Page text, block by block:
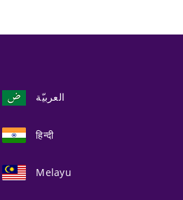
العربيّة
हिन्दी
Melayu